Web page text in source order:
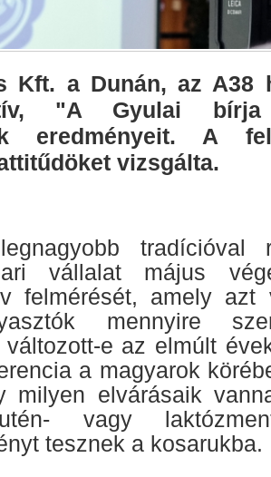
Kft. a Dunán, az A38
"A Gyulai
eredményeit. A
vizsgálta.
tradícióval
vállalat május
felmérését, amely
mennyire
változott-e az elmúlt
a magyarok
milyen elvárásaik
vagy
tesznek a kosarukba.